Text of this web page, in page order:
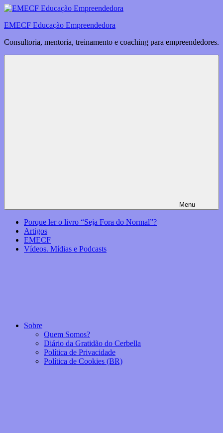
Saltar
o
EMECF Educação Empreendedora
Consultoria, mentoria, treinamento e coaching para empreendedores.
Menu
Porque ler o livro “Seja Fora do Normal”?
Artigos
EMECF
Vídeos. Mídias e Podcasts
Sobre
Quem Somos?
Diário da Gratidão do Cerbella
Política de Privacidade
Política de Cookies (BR)